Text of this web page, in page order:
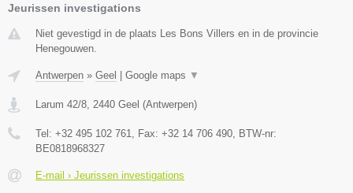
Jeurissen investigations
Niet gevestigd in de plaats Les Bons Villers en in de provincie
Henegouwen.
Antwerpen » Geel | Google maps ▼
Larum 42/8 2440 Geel (Antwerpen)
Tel: +32 495 102 761 , Fax: +32 14 706 490 , BTW-nr:
BE0818968327
E-mail › Jeurissen investigations